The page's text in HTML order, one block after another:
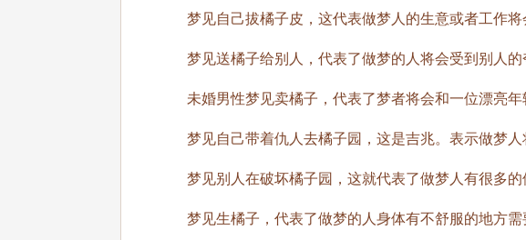
梦见自己拔橘子皮，这代表做梦人的生意或者工作将
梦见送橘子给别人，代表了做梦的人将会受到别人的
未婚男性梦见卖橘子，代表了梦者将会和一位漂亮年
梦见自己带着仇人去橘子园，这是吉兆。表示做梦人
梦见别人在破坏橘子园，这就代表了做梦人有很多的
梦见生橘子，代表了做梦的人身体有不舒服的地方需